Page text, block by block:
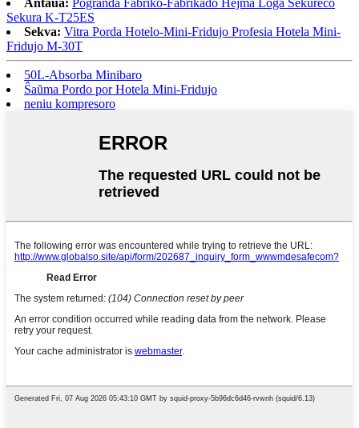
Antaŭa: Pogranda Fabriko-Fabrikado Hejma Loĝa Sekureco
Sekura K-T25ES
Sekva: Vitra Porda Hotelo-Mini-Fridujo Profesia Hotela Mini-
Fridujo M-30T
50L-Absorba Minibaro
Ŝaŭma Pordo por Hotela Mini-Fridujo
neniu kompresoro